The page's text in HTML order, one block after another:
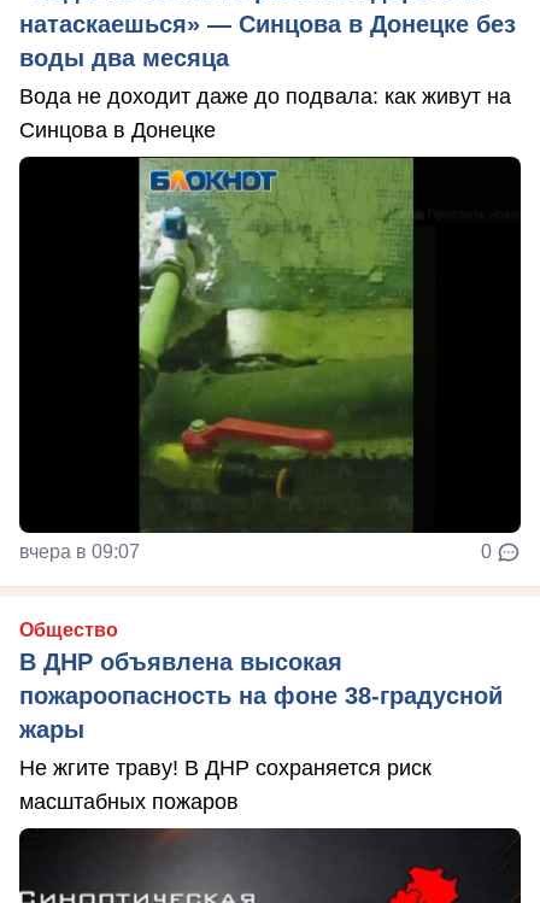
натаскаешься» — Синцова в Донецке без
воды два месяца
Вода не доходит даже до подвала: как живут на
Синцова в Донецке
вчера в 09:07 0
Общество
В ДНР объявлена высокая
пожароопасность на фоне 38-градусной
жары
Не жгите траву! В ДНР сохраняется риск
масштабных пожаров